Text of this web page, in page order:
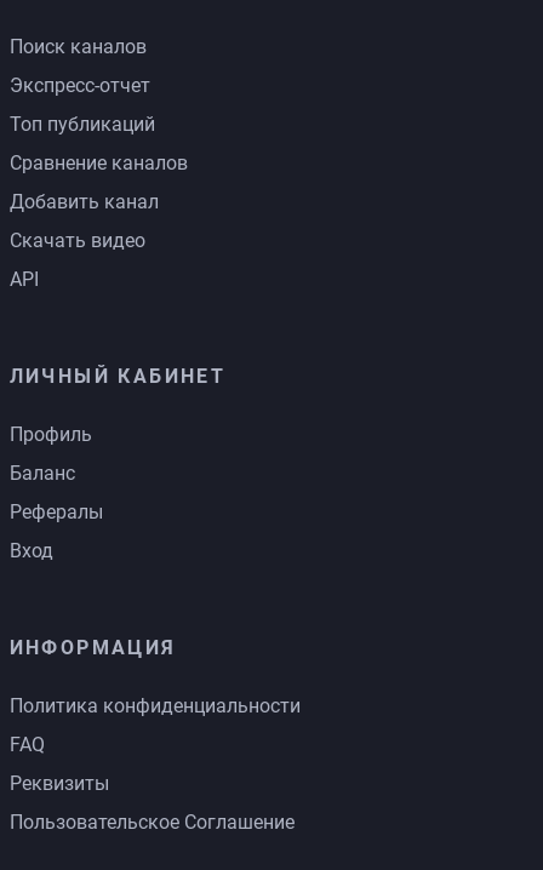
Поиск каналов
Экспресс-отчет
Топ публикаций
Сравнение каналов
Добавить канал
Скачать видео
API
ЛИЧНЫЙ КАБИНЕТ
Профиль
Баланс
Рефералы
Вход
ИНФОРМАЦИЯ
Политика конфиденциальности
FAQ
Реквизиты
Пользовательское Соглашение